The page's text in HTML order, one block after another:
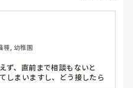
く必要性さえ感じないの
種, 幼稚園
ず、直前まで相談もないと
しまいますし、どう接したら